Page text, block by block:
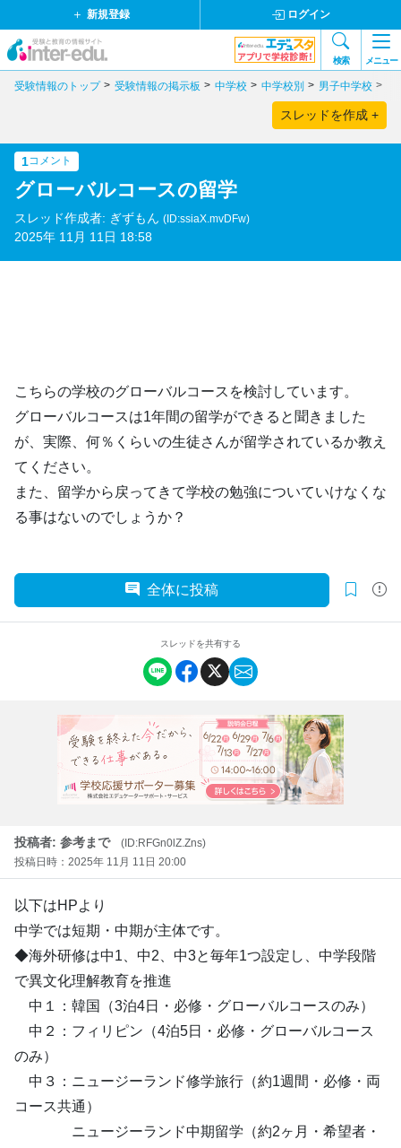
新規登録 ログイン
検索 メニュー
受験情報のトップ 受験情報の掲示板 中学校 中学校別 男子中学校
スレッドを作成 +
1コメント
グローバルコースの留学
スレッド作成者: ぎずもん (ID:ssiaX.mvDFw)
2025年 11月 11日 18:58
こちらの学校のグローバルコースを検討しています。
グローバルコースは1年間の留学ができると聞きました
が、実際、何％くらいの生徒さんが留学されているか教え
てください。
また、留学から戻ってきて学校の勉強についていけなくな
る事はないのでしょうか？
全体に投稿
スレッドを共有する
投稿者: 参考まで
(ID:RFGn0lZ.Zns)
投稿日時：2025年 11月 11日 20:00
以下はHPより
中学では短期・中期が主体です。
◆海外研修は中1、中2、中3と毎年1つ設定し、中学段階
で異文化理解教育を推進
中１：韓国（3泊4日・必修・グローバルコースのみ）
中２：フィリピン（4泊5日・必修・グローバルコース
のみ）
中３：ニュージーランド修学旅行（約1週間・必修・両
コース共通）
ニュージーランド中期留学（約2ヶ月・希望者・